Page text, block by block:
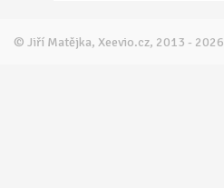
© Jiří Matějka, Xeevio.cz, 2013 - 2026